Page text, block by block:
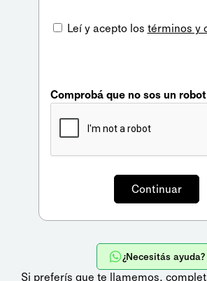
Leí y acepto los términos y
Comprobá que no sos un robot
¿Necesitás ayuda?
Si preferís que te llamemos,